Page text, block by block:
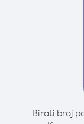
Birati broj